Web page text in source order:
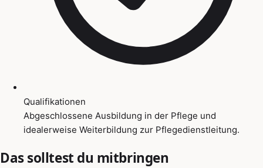
Qualifikationen
Abgeschlossene Ausbildung in der Pflege und
idealerweise Weiterbildung zur Pflegedienstleitung.
Das solltest du mitbringen